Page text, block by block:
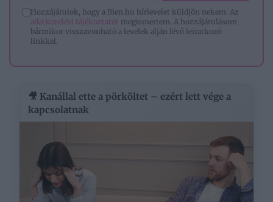
Hozzájárulok, hogy a Bien.hu hírlevelet küldjön nekem. Az
adatkezelési tájékoztatót megismertem. A hozzájárulásom
bármikor visszavonható a levelek alján lévő leiratkozó
linkkel.
🎥 Kanállal ette a pörköltet – ezért lett vége a
kapcsolatnak